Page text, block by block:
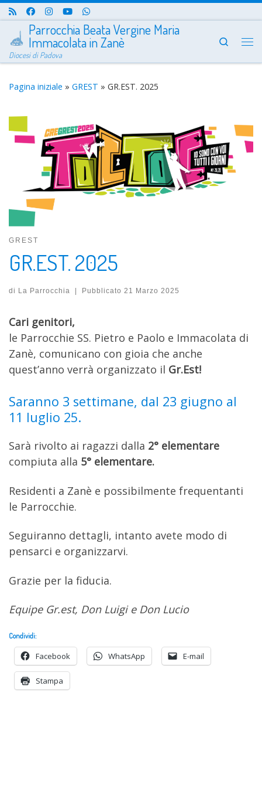
Passa al contenuto
Parrocchia Beata Vergine Maria
Immacolata in Zanè
Diocesi di Padova
Search
Pagina iniziale » GREST » GR.EST. 2025
GREST
GR.EST. 2025
di La Parrocchia | Pubblicato 21 Marzo 2025
Cari genitori,
le Parrocchie SS. Pietro e Paolo e Immacolata di
Zanè, comunicano con gioia che anche
quest’anno verrà organizzato il Gr.Est!
Saranno 3 settimane, dal 23 giugno al
11 luglio 25.
Sarà rivolto ai ragazzi dalla 2° elementare
compiuta alla 5° elementare.
Residenti a Zanè e possibilmente frequentanti
le Parrocchie.
Seguiranno dettagli, intanto avete modo di
pensarci e organizzarvi.
Grazie per la fiducia.
Equipe Gr.est, Don Luigi e Don Lucio
Condividi:
Facebook WhatsApp E-mail
Stampa